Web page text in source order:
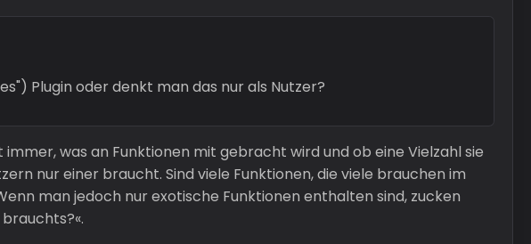
Plugin oder denkt man das nur als Nutzer?
was an Funktionen mit gebracht wird und ob eine Vielzahl sie
nur einer braucht. Sind viele Funktionen, die viele brauchen im
man jedoch nur exotische Funktionen enthalten sind, zucken